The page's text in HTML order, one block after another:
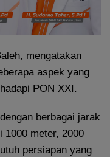
mengatakan
aspek yang
PON XXI.
dengan berbagai jarak
1000 meter, 2000
persiapan yang